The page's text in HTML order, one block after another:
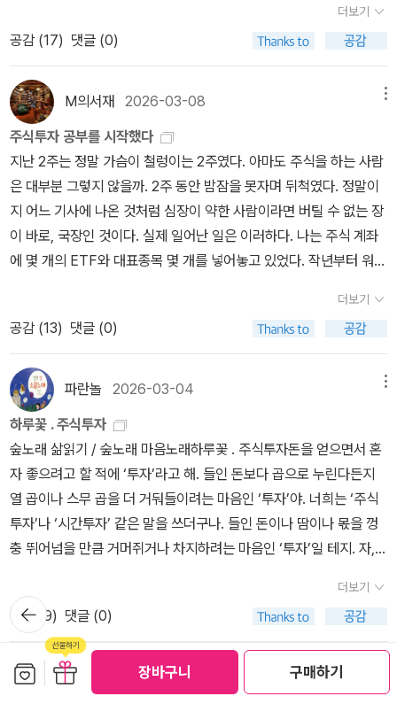
장바구니 구매하기
더보기
공감 (17) 댓글 (0)
M의서재 2026-03-08
주식투자 공부를 시작했다
지난 2주는 정말 가슴이 철렁이는 2주였다. 아마도 주식을 하는 사람
은 대부분 그렇지 않을까. 2주 동안 밤잠을 못자며 뒤척였다. 정말이
지 어느 기사에 나온 것처럼 심장이 약한 사람이라면 버틸 수 없는 장
이 바로, 국장인 것이다. 실제 일어난 일은 이러하다. 나는 주식 계좌
에 몇 개의 ETF와 대표종목 몇 개를 넣어놓고 있었다. 작년부터 워낙
있었다. 그런데 올해 1월부터 너무나 인간적인 마음이 들기 시작하는
거다. 이제 수익실현 해야 하는 거 아니야? 몇 개를 팔았다. 그랬더니
그 주식들이 더 올라가는 것 아닌가!!!! 앗!! 다른 사람들은 다 돈 버는
데 나만 못 버는 것 아닌가? 이런 생각에 갑자기 불안해지기 시작했
다. 게다가 남편이 옆에서 '달리는 말에 올라타야 한다'며 하루에도 몇
번씩 주식을 사고 팔며 얼마 수익을 얻었네 어쩌네. 이런 이야기를 하
는거다. 아, 주식은 저렇게 해야 하는 것인가! 나는 도대체 뭐하고 있
는 걸까!!!ㅠㅠㅠㅠ사실 내 통장에는 몇 천만원의 돈이 있었다. 3월에
대출 원금(의 일부를) 갚을 돈. 월급에서 얼마씩 차곡차곡 모아왔던
돈이다. 그런데 요즘엔 대출받아서도 주식한다는데, 나는 자고 일어
나면 급등하는 장에서 대출 원금 갚겠다고 이렇게 차곡차곡 계속 모
으는 것이 맞는지 환멸이 드는거다. 사실 이 고민은 작년 12월부터 했
다. 하지만 아주 단호하고 엄격하게 나는 이 돈을 대출을 갚겠다고 선
언했고, 투자에는 이 돈을 쓰지 않겠다고 말했지만... 사람 마음이 그
게 되나. 주변 사람들은 자고 일어나면 돈이 불어나는데 단기로라도
이 불장에 들어가면 더 많은 돈을 갚을 수 있지 않을까 생각이 드는거
더보기
공감 (13) 댓글 (0)
파란놀 2026-03-04
하루꽃 . 주식투자
숲노래 삶읽기 / 숲노래 마음노래하루꽃 . 주식투자돈을 얻으면서 혼
자 좋으려고 할 적에 ‘투자’라고 해. 들인 돈보다 곱으로 누린다든지
열 곱이나 스무 곱을 더 거둬들이려는 마음인 ‘투자’야. 너희는 ‘주식
투자’나 ‘시간투자’ 같은 말을 쓰더구나. 들인 돈이나 땀이나 몫을 껑
충 뛰어넘을 만큼 거머쥐거나 차지하려는 마음인 ‘투자’일 테지. 자,
려고 한다면, ‘1·4·9’은 어디에서 올까? 네가 거둬들이고 싶은 ‘1·4·
9’이라는 돈·땀·몫은 바로 “다른 사람이 그냥 내줘야 하는 돈·땀·몫”이
고, “들숲메바다를 망가뜨려서 뽑아내는 돈·땀·몫”이란다. 네가 주식
투자로 한몫을 잡으려면, 그만큼 다른 사람이 피땀어린 돈을 뱉어내
야 하지. 네가 시간투자를 해서 뭘 얻어들인다고 할 적에도 “다른 사
더보기
공감 ( 9) 댓글 (0)
반품/교환 안내
뒤로가
기